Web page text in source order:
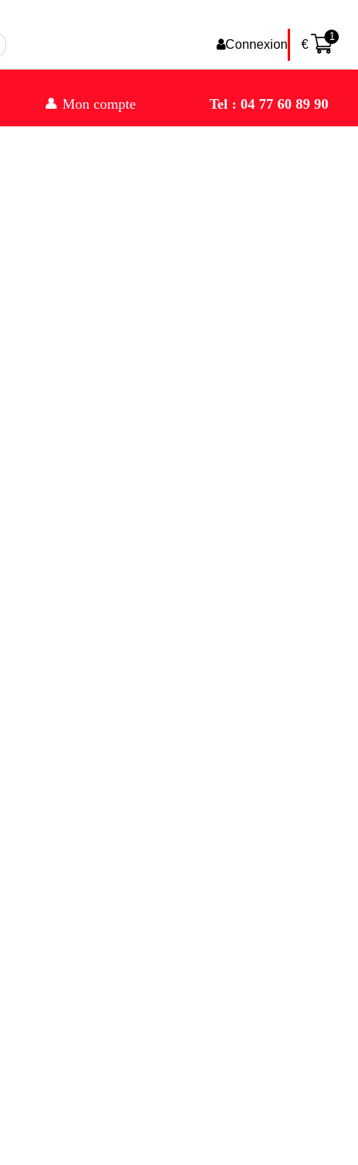
Connexion €
1
👤 Mon compte Tel : 04 77 60 89 90